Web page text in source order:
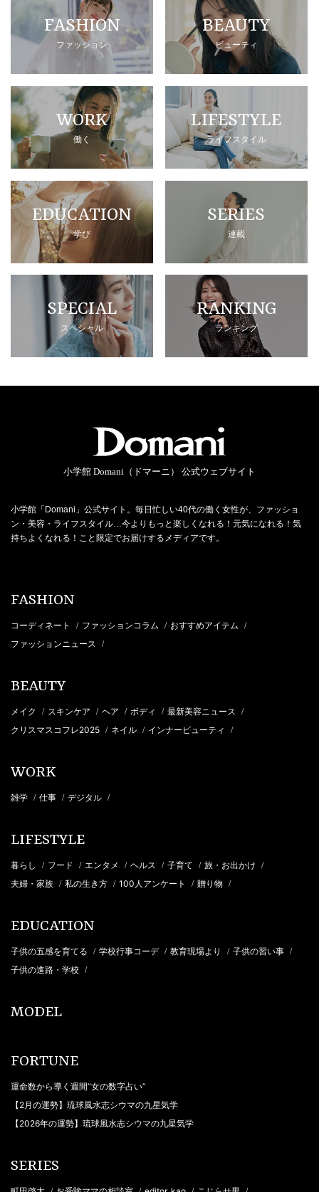
FASHION
ファッション
BEAUTY
ビューティ
WORK
働く
LIFESTYLE
ライフスタイル
EDUCATION
学び
SERIES
連載
SPECIAL
スペシャル
RANKING
ランキング
小学館 Domani（ドマーニ） 公式ウェブサイト
小学館「Domani」公式サイト。毎日忙しい40代の働く女性が、ファッショ
ン・美容・ライフスタイル…今よりもっと楽しくなれる！元気になれる！気
持ちよくなれる！こと限定でお届けするメディアです。
FASHION
コーディネート / ファッションコラム / おすすめアイテム /
ファッションニュース /
BEAUTY
メイク / スキンケア / ヘア / ボディ / 最新美容ニュース /
クリスマスコフレ2025 / ネイル / インナービューティ /
WORK
雑学 / 仕事 / デジタル /
LIFESTYLE
暮らし / フード / エンタメ / ヘルス / 子育て / 旅・お出かけ /
夫婦・家族 / 私の生き方 / 100人アンケート / 贈り物 /
EDUCATION
子供の五感を育てる / 学校行事コーデ / 教育現場より / 子供の習い事 /
子供の進路・学校 /
MODEL
FORTUNE
運命数から導く週間“女の数字占い”
【2月の運勢】琉球風水志シウマの九星気学
【2026年の運勢】琉球風水志シウマの九星気学
SERIES